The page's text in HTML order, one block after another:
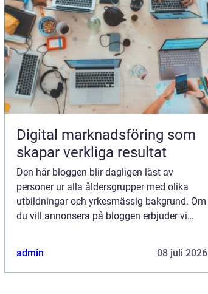
Digital marknadsföring som
skapar verkliga resultat
Den här bloggen blir dagligen läst av
personer ur alla åldersgrupper med olika
utbildningar och yrkesmässig bakgrund. Om
du vill annonsera på bloggen erbjuder vi
så...
admin 08 juli 2026